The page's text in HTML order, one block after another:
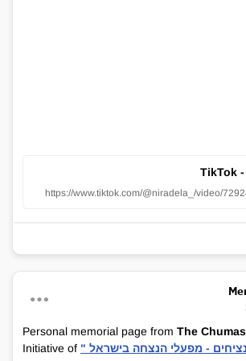
TikTok
https://www.tiktok.com/@niradela_/video/
Personal memorial page from The
Initiative of